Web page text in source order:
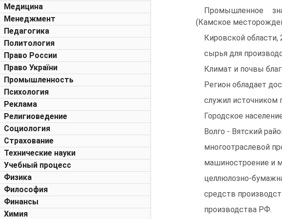
Медицина
Менеджмент
Педагогика
Политология
Право России
Право України
Промышленность
Психология
Реклама
Религиоведение
Социология
Страхование
Технические науки
Учебный процесс
Физика
Философия
Финансы
Химия
Промышленное
(Камское
Кировской области,
сырья для
Климат и почвы
Регион обладает
служил источником
Городское
Волго - Вятский
многоотраслевой
машиностроение и
целлюлозно-
средств
производства РФ.